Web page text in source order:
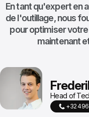
En tant qu'expert en
de l'outillage, nous
pour optimiser
maintenant
Head of
+32